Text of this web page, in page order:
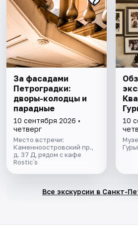
За фасадами
Петроградки:
дворы-колодцы и
парадные
10 сентября 2026 •
четверг
Место встречи:
Каменноостровский пр.,
д. 37 Д, рядом с кафе
Rostic`s
10
Все экскурсии в Санкт-